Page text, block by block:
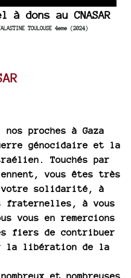
à dons au CNASAR
TOULOUSE 4eme (2024)
proches à Gaza
génocidaire et la
Touchés par
vous êtes très
votre solidarité, à
fraternelles, à vous
vous en remercions
fiers de contribuer
la libération de la
et nombreuses